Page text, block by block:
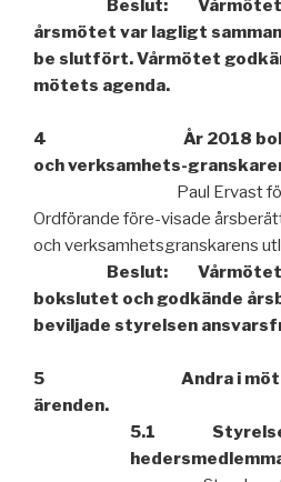
Beslut:
årsmötet var lagligt
be slutfört. Vårmötet
mötets agenda.
4
År 2018
och verksamhets-
Paul Ervast
Ordförande före-visade
och verksamhetsgranskarens
Beslut:
bokslutet och godkände
beviljade styrelsen
5
Andra i
ärenden.
5.1